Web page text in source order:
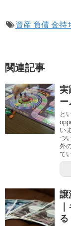
資産 負債 金持
関連記事
実
ー
と
い
つ
外
て
譲
る